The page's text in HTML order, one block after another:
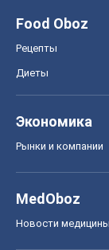
Food Oboz
Рецепты
Диеты
Экономика
Рынки и компании
MedOboz
Новости медицины